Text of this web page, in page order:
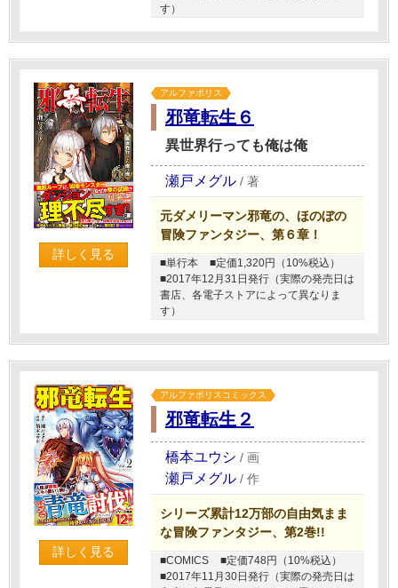
す）
詳しく見る
アルファポリス
邪竜転生６
異世界行っても俺は俺
瀬戸メグル / 著
元ダメリーマン邪竜の、ほのぼの
冒険ファンタジー、第６章！
■単行本
■定価1,320円（10%税込）
■2017年12月31日発行（実際の発売日は
書店、各電子ストアによって異なりま
す）
詳しく見る
アルファポリスコミックス
邪竜転生２
橋本ユウシ / 画
瀬戸メグル / 作
シリーズ累計12万部の自由気まま
な冒険ファンタジー、第2巻!!
■COMICS
■定価748円（10%税込）
■2017年11月30日発行（実際の発売日は